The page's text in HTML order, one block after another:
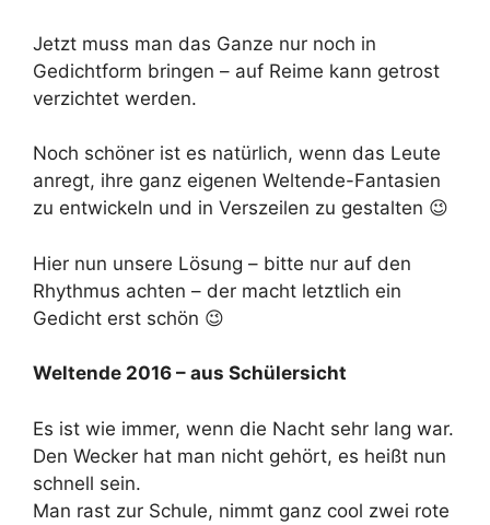
Jetzt muss man das Ganze nur noch in
Gedichtform bringen – auf Reime kann getrost
verzichtet werden.
Noch schöner ist es natürlich, wenn das Leute
anregt, ihre ganz eigenen Weltende-Fantasien
zu entwickeln und in Verszeilen zu gestalten 😉
Hier nun unsere Lösung – bitte nur auf den
Rhythmus achten – der macht letztlich ein
Gedicht erst schön 😉
Weltende 2016 – aus Schülersicht
Es ist wie immer, wenn die Nacht sehr lang war.
Den Wecker hat man nicht gehört, es heißt nun
schnell sein.
Man rast zur Schule, nimmt ganz cool zwei rote